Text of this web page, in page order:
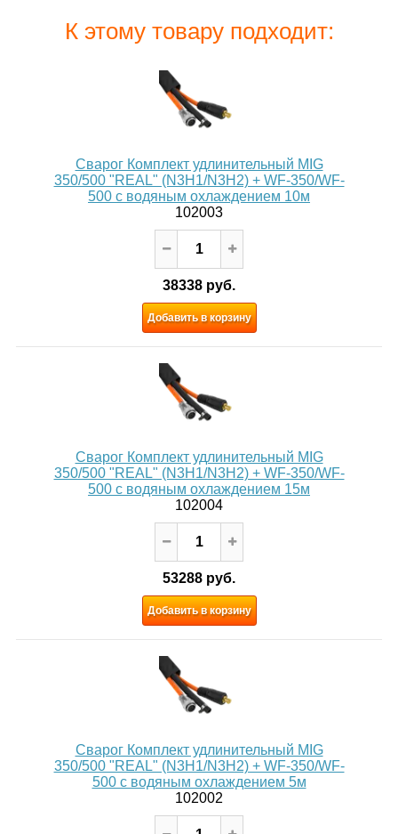
К этому товару подходит:
Сварог Комплект удлинительный MIG
350/500 "REAL" (N3H1/N3H2) + WF-350/WF-
500 с водяным охлаждением 10м
102003
38338 руб.
Добавить в корзину
Сварог Комплект удлинительный MIG
350/500 "REAL" (N3H1/N3H2) + WF-350/WF-
500 с водяным охлаждением 15м
102004
53288 руб.
Добавить в корзину
Сварог Комплект удлинительный MIG
350/500 "REAL" (N3H1/N3H2) + WF-350/WF-
500 с водяным охлаждением 5м
102002